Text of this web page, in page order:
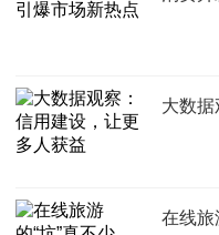
大数
在线旅